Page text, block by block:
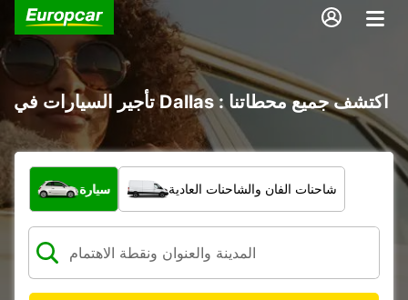
تأجير السيارات في Dallas : اكتشف جميع محطاتنا
ما نوع المركبة؟
سيارة شاحنات الفان والشاحنات العادية